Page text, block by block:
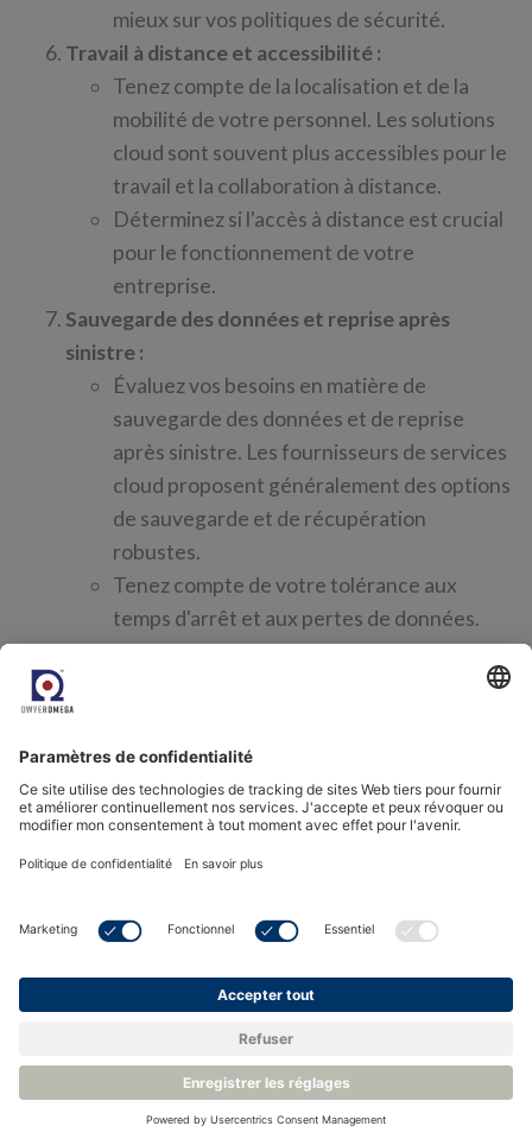
mieux sur vos politiques de sécurité.
Travail à distance et accessibilité :
Tenez compte de la localisation et de la
mobilité de votre personnel. Les solutions
cloud sont souvent plus accessibles pour le
travail et la collaboration à distance.
Déterminez si l'accès à distance est crucial
pour le fonctionnement de votre
entreprise.
Sauvegarde des données et reprise après
sinistre :
Évaluez vos besoins en matière de
sauvegarde des données et de reprise
après sinistre. Les fournisseurs de services
cloud proposent généralement des options
de sauvegarde et de récupération
robustes.
Tenez compte de votre tolérance aux
temps d'arrêt et aux pertes de données.
Personnalisation et contrôle :
Évaluez le degré de personnalisation et de
logiciel ou l'infrastructure. Les solutions sur
site offrent davantage de contrôle et de
possibilités de personnalisation.
réputation et les services d'assistance des
fournisseurs de services cloud ou des
éditeurs de logiciels potentiels.
Vérifier les accords de niveau de service
(SLA) et la disponibilité de l'assistance.
Solutions hybrides :
Étudier la possibilité de solutions hybrides